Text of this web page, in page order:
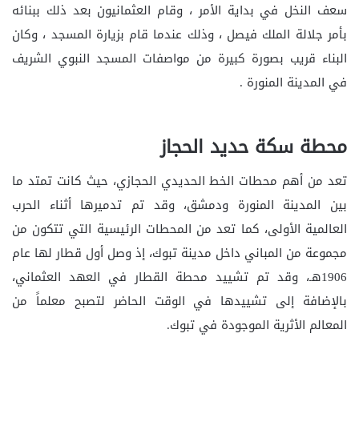
سعف النخل في بداية الأمر ، وقام العثمانيون بعد ذلك ببنائه
بأمر جلالة الملك فيصل ، وذلك عندما قام بزيارة المسجد ، وكان
البناء قريب بصورة كبيرة من مواصفات المسجد النبوي الشريف
في المدينة المنورة .
محطة سكة حديد الحجاز
تعد من أهم محطات الخط الحديدي الحجازي، حيث كانت تمتد ما
بين المدينة المنورة ودمشق، وقد تم تدميرها أثناء الحرب
العالمية الأولى، كما تعد من المحطات الرئيسية التي تتكون من
مجموعة من المباني داخل مدينة تبوك، إذ وصل أول قطار لها عام
1906هـ، وقد تم تشييد محطة القطار في العهد العثماني،
بالإضافة إلى تشييدها في الوقت الحاضر لتصبح معلماً من
المعالم الأثرية الموجودة في تبوك.